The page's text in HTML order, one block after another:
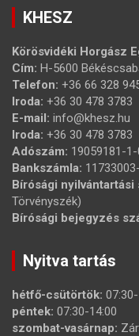
KHESZ
Körösvidéki Horgász
Cím: H-5600
Telefon: +36 66 328
Iroda: +36 30 478 3783
E-mail: info@khesz.hu
Iroda: +36 30 478 3783
Adószám: 19059181-
Bankszámla:
Bírósági nyilvántartási
Törvényszék)
Bírósági bejegyzés
Nyitva tartás
hétfő-csütörtök:
péntek: 07:30-14:00
szombat-vasárnap: